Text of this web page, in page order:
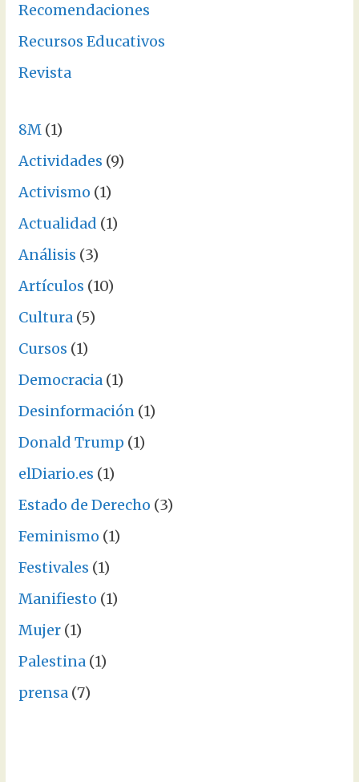
Recomendaciones
Recursos Educativos
Revista
8M(1)
Actividades (9)
Activismo (1)
Actualidad (1)
Análisis (3)
Artículos (10)
Cultura(5)
Cursos (1)
Democracia(1)
Desinformación(1)
Donald Trump (1)
elDiario.es (1)
Estado de Derecho (3)
Feminismo (1)
Festivales (1)
Manifiesto (1)
Mujer(1)
Palestina(1)
prensa(7)